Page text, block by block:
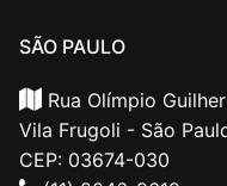
SÃO PAULO
Rua Olímpio
Vila Frugoli - São
CEP: 03674-030